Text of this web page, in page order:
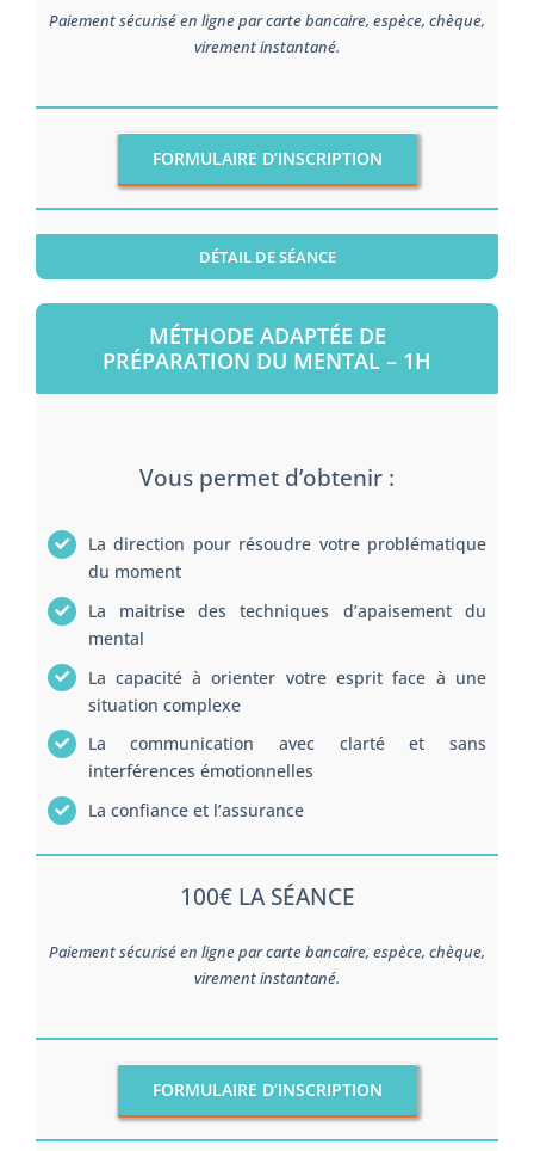
Paiement sécurisé en ligne par carte bancaire, espèce, chèque,
virement instantané.
FORMULAIRE D’INSCRIPTION
DÉTAIL DE SÉANCE
MÉTHODE ADAPTÉE DE
PRÉPARATION DU MENTAL – 1H
Vous permet d’obtenir :
La direction pour résoudre votre problématique
du moment
La maitrise des techniques d’apaisement du
mental
La capacité à orienter votre esprit face à une
situation complexe
La communication avec clarté et sans
interférences émotionnelles
La confiance et l’assurance
100€ LA SÉANCE
Paiement sécurisé en ligne par carte bancaire, espèce, chèque,
virement instantané.
FORMULAIRE D’INSCRIPTION